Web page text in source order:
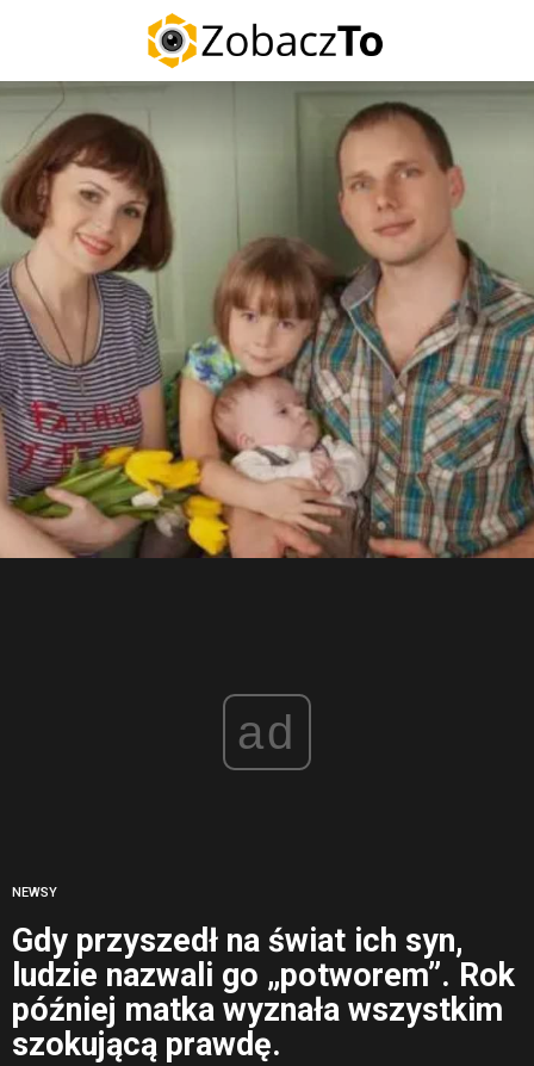
ad
NEWSY
Gdy przyszedł na świat ich syn,
ludzie nazwali go „potworem”. Rok
później matka wyznała wszystkim
szokującą prawdę.